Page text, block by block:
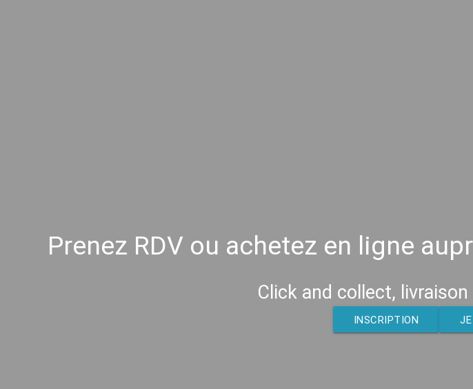
Prenez RDV ou achetez en ligne
Click and collect,
INSCRIPTION